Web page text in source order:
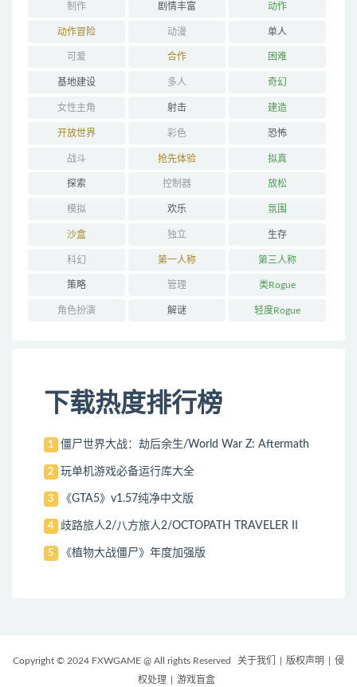
制作 剧情丰富 动作
动作冒险 动漫 单人
可爱 合作 困难
基地建设 多人 奇幻
女性主角 射击 建造
开放世界 彩色 恐怖
战斗 抢先体验 拟真
探索 控制器 放松
模拟 欢乐 氛围
沙盒 独立 生存
科幻 第一人称 第三人称
策略 管理 类Rogue
角色扮演 解谜 轻度Rogue
下载热度排行榜
1 僵尸世界大战：劫后余生/World War Z: Aftermath
2 玩单机游戏必备运行库大全
3 《GTA5》v1.57纯净中文版
4 歧路旅人2/八方旅人2/OCTOPATH TRAVELER II
5 《植物大战僵尸》年度加强版
Copyright © 2024 FXWGAME @ All rights Reserved 关于我们 版权声明
侵
权处理
游戏盲盒